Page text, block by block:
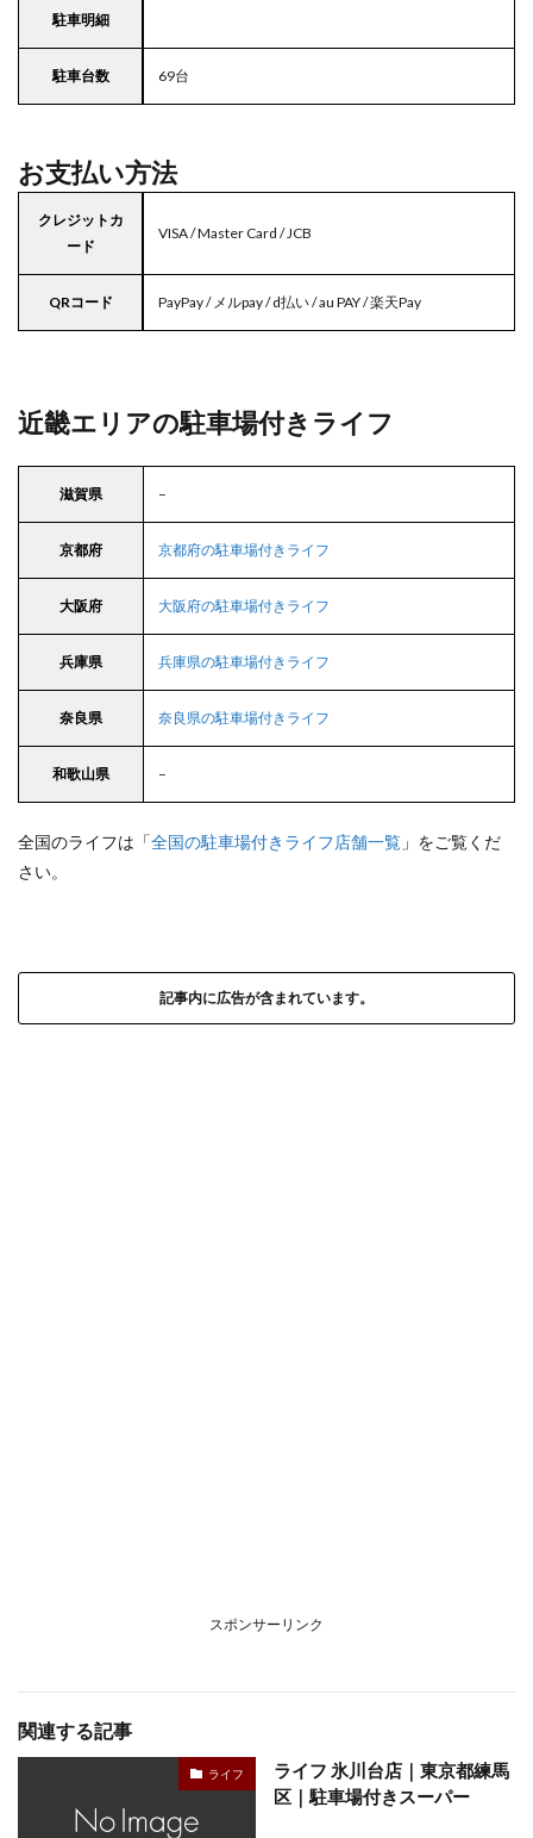
駐車明細
駐車台数 69台
お支払い方法
クレジットカ
ード
VISA / Master Card / JCB
QRコード PayPay / メルpay / d払い / au PAY / 楽天Pay
近畿エリアの駐車場付きライフ
滋賀県 –
京都府 京都府の駐車場付きライフ
大阪府 大阪府の駐車場付きライフ
兵庫県 兵庫県の駐車場付きライフ
奈良県 奈良県の駐車場付きライフ
和歌山県 –
全国のライフは「全国の駐車場付きライフ店舗一覧 」をご覧くだ
さい。
記事内に広告が含まれています。
スポンサーリンク
関連する記事
ライフ
ライフ 氷川台店｜東京都練馬
区｜駐車場付きスーパー